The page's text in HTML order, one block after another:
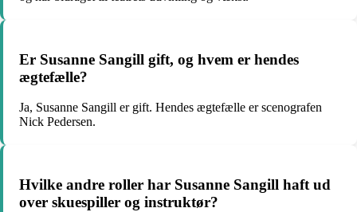
Er Susanne Sangill gift, og hvem er hendes
ægtefælle?
Ja, Susanne Sangill er gift. Hendes ægtefælle er scenografen
Nick Pedersen.
Hvilke andre roller har Susanne Sangill haft ud
over skuespiller og instruktør?